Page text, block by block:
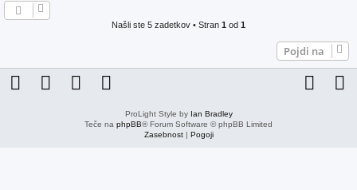
Našli ste 5 zadetkov • Stran 1 od 1
Pojdi na
ProLight Style by Ian Bradley
Teče na phpBB® Forum Software © phpBB Limited
Zasebnost| Pogoji